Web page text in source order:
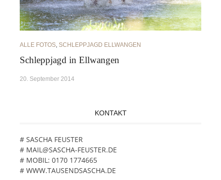
ALLE FOTOS, SCHLEPPJAGD ELLWANGEN
Schleppjagd in Ellwangen
20. September 2014
KONTAKT
# SASCHA FEUSTER
# MAIL@SASCHA-FEUSTER.DE
# MOBIL: 0170 1774665
# WWW.TAUSENDSASCHA.DE